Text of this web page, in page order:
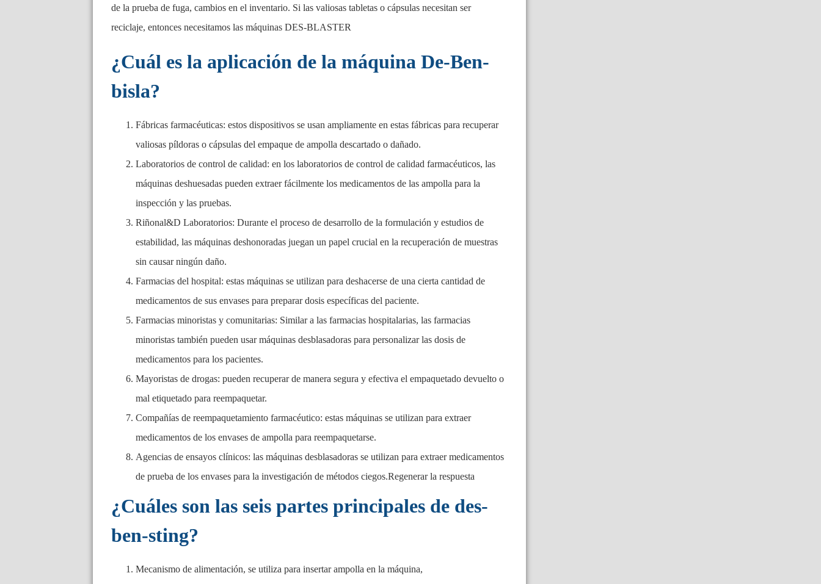
de la prueba de fuga, cambios en el inventario. Si las valiosas tabletas o cápsulas necesitan ser
reciclaje, entonces necesitamos las máquinas DES-BLASTER
¿Cuál es la aplicación de la máquina De-Ben-
bisla?
Fábricas farmacéuticas: estos dispositivos se usan ampliamente en estas fábricas para recuperar
valiosas píldoras o cápsulas del empaque de ampolla descartado o dañado.
Laboratorios de control de calidad: en los laboratorios de control de calidad farmacéuticos, las
máquinas deshuesadas pueden extraer fácilmente los medicamentos de las ampolla para la
inspección y las pruebas.
Riñonal&D Laboratorios: Durante el proceso de desarrollo de la formulación y estudios de
estabilidad, las máquinas deshonoradas juegan un papel crucial en la recuperación de muestras
sin causar ningún daño.
Farmacias del hospital: estas máquinas se utilizan para deshacerse de una cierta cantidad de
medicamentos de sus envases para preparar dosis específicas del paciente.
Farmacias minoristas y comunitarias: Similar a las farmacias hospitalarias, las farmacias
minoristas también pueden usar máquinas desblasadoras para personalizar las dosis de
medicamentos para los pacientes.
Mayoristas de drogas: pueden recuperar de manera segura y efectiva el empaquetado devuelto o
mal etiquetado para reempaquetar.
Compañías de reempaquetamiento farmacéutico: estas máquinas se utilizan para extraer
medicamentos de los envases de ampolla para reempaquetarse.
Agencias de ensayos clínicos: las máquinas desblasadoras se utilizan para extraer medicamentos
de prueba de los envases para la investigación de métodos ciegos.Regenerar la respuesta
¿Cuáles son las seis partes principales de des-
ben-sting?
Mecanismo de alimentación, se utiliza para insertar ampolla en la máquina,